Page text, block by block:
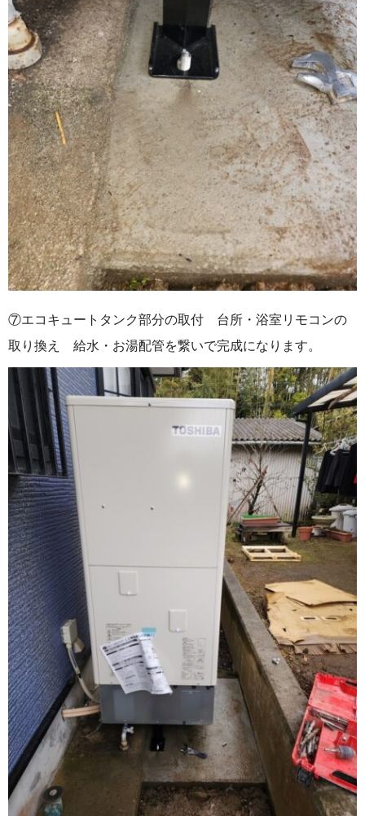
⑦エコキュートタンク部分の取付 台所・浴室リモコンの
取り換え 給水・お湯配管を繋いで完成になります。